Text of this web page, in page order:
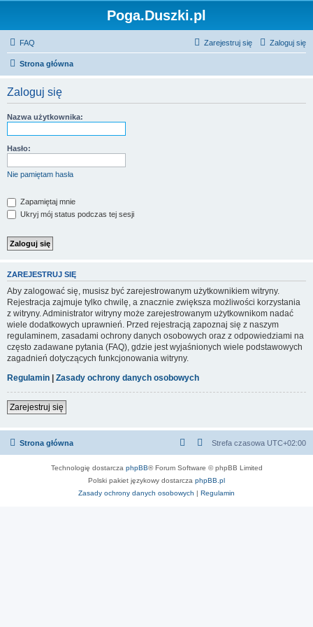
Poga.Duszki.pl
FAQ Zaloguj się
Zarejestruj się
Strona główna
Zaloguj się
Nazwa użytkownika:
Hasło:
Nie pamiętam hasła
Zapamiętaj mnie
Ukryj mój status podczas tej sesji
ZAREJESTRUJ SIĘ
Aby zalogować się, musisz być zarejestrowanym użytkownikiem witryny.
Rejestracja zajmuje tylko chwilę, a znacznie zwiększa możliwości korzystania
z witryny. Administrator witryny może zarejestrowanym użytkownikom nadać
wiele dodatkowych uprawnień. Przed rejestracją zapoznaj się z naszym
regulaminem, zasadami ochrony danych osobowych oraz z odpowiedziami na
często zadawane pytania (FAQ), gdzie jest wyjaśnionych wiele podstawowych
zagadnień dotyczących funkcjonowania witryny.
Regulamin | Zasady ochrony danych osobowych
Zarejestruj się
Strona główna Strefa czasowa UTC+02:00
Technologię dostarcza phpBB® Forum Software © phpBB Limited
Polski pakiet językowy dostarcza phpBB.pl
Zasady ochrony danych osobowych | Regulamin